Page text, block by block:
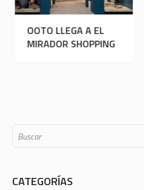
OOTO LLEGA A EL
MIRADOR SHOPPING
CATEGORÍAS